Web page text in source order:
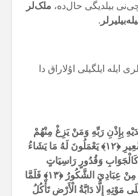
بیلدیگی حال‌دە، ملک‌لر
.
ایلە ایلگیلی اۇلاراق دا
بِإِذْنِ رَبِّهِ وَمَنْ يَزِغْ مِنْهُمْ
﴿۱۲﴾ يَعْمَلُونَ لَهُ مَا يَشَاءُ
وَقُدُورٍ رَاسِيَاتٍ
اعْمَلُوا آلَ دَاوُودَ شُكْرًا وَقَلِيلٌ مِنْ عِبَادِيَ الشَّكُورُ ﴿۱۳﴾ فَلَمَّا
مَوْتِهِ إِلَّا دَابَّةُ الْأَرْضِ تَأْكُلُ